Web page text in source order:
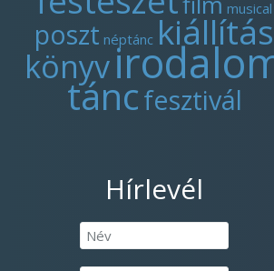
musical
poszt néptánc kiállítás
könyv
táncfesztivál
Hírlevél